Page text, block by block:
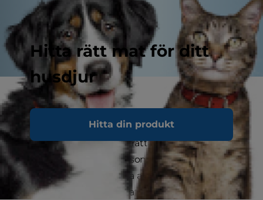
Hitta rätt mat för ditt
husdjur
Hitta din produkt
Husträning
Principerna bakom husträning är mycket enkla.
Du vill lära din valp att uträtta sina behov på en
särskild plats, samtidigt som du förhindrar att
valpen utvecklar en vana att göra det på
oacceptabla ytor eller platser. Här följer några